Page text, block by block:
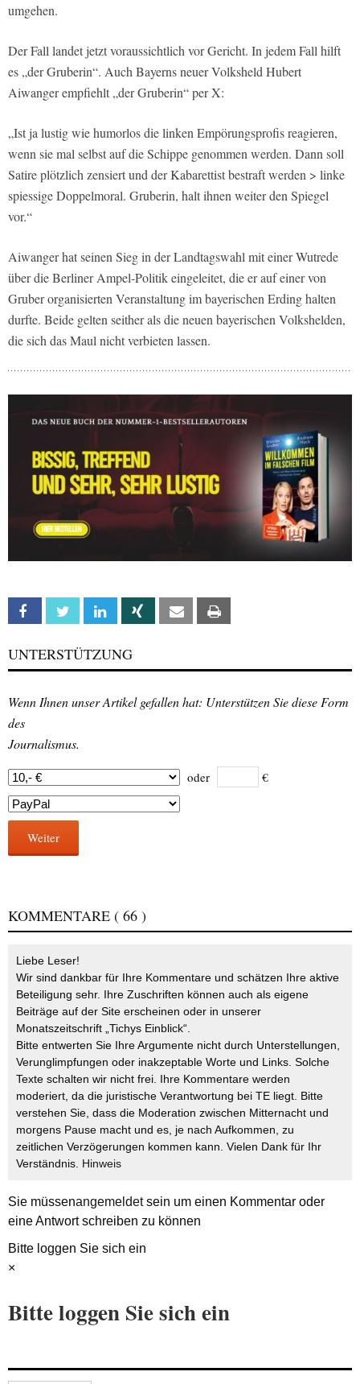
umgehen.
Der Fall landet jetzt voraussichtlich vor Gericht. In jedem Fall hilft
es „der Gruberin“. Auch Bayerns neuer Volksheld Hubert
Aiwanger empfiehlt „der Gruberin“ per X:
„Ist ja lustig wie humorlos die linken Empörungsprofis reagieren,
wenn sie mal selbst auf die Schippe genommen werden. Dann soll
Satire plötzlich zensiert und der Kabarettist bestraft werden > linke
spiessige Doppelmoral. Gruberin, halt ihnen weiter den Spiegel
vor.“
Aiwanger hat seinen Sieg in der Landtagswahl mit einer Wutrede
über die Berliner Ampel-Politik eingeleitet, die er auf einer von
Gruber organisierten Veranstaltung im bayerischen Erding halten
durfte. Beide gelten seither als die neuen bayerischen Volkshelden,
die sich das Maul nicht verbieten lassen.
Facebook Twitter Linkedin Xing Email
UNTERSTÜTZUNG
Wenn Ihnen unser Artikel gefallen hat: Unterstützen Sie diese Form
des
Journalismus.
oder €
Weiter
KOMMENTARE ( 66 )
Liebe Leser!
Wir sind dankbar für Ihre Kommentare und schätzen Ihre aktive
Beteiligung sehr. Ihre Zuschriften können auch als eigene
Beiträge auf der Site erscheinen oder in unserer
Monatszeitschrift „Tichys Einblick“.
Bitte entwerten Sie Ihre Argumente nicht durch Unterstellungen,
Verunglimpfungen oder inakzeptable Worte und Links. Solche
Texte schalten wir nicht frei. Ihre Kommentare werden
moderiert, da die juristische Verantwortung bei TE liegt. Bitte
verstehen Sie, dass die Moderation zwischen Mitternacht und
morgens Pause macht und es, je nach Aufkommen, zu
zeitlichen Verzögerungen kommen kann. Vielen Dank für Ihr
Verständnis. Hinweis
Sie müssenangemeldetsein um einen Kommentar oder
eine Antwort schreiben zu können
Bitte loggen Sie sich ein
×
Bitte loggen Sie sich ein